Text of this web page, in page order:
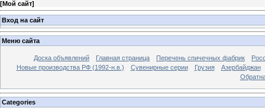
[Мой сайт]
Вход на сайт
Меню сайта
Доска объявлений Главная страница Перечень спичечных фабрик
Новые производства РФ (1992-н.в.)
Сувенирные серии Грузия
Азербайджан
Categories